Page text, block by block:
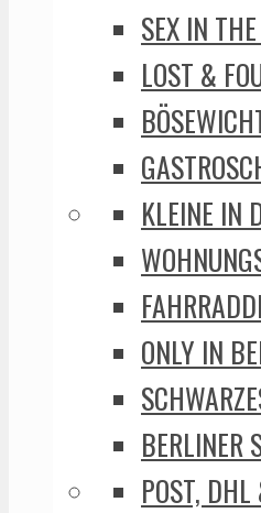
SEX IN
LOST &
KLEINE IN
ONLY IN
BERLINER
POST, DHL